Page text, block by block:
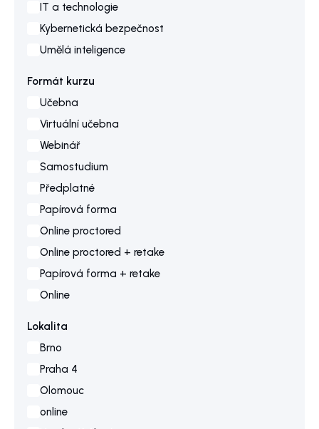
IT a technologie
Kybernetická bezpečnost
Umělá inteligence
Formát kurzu
Učebna
Virtuální učebna
Webinář
Samostudium
Předplatné
Papírová forma
Online proctored
Online proctored + retake
Papírová forma + retake
Online
Lokalita
Brno
Praha 4
Olomouc
online